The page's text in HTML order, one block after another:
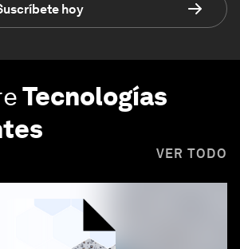
hoy
Tecnologías
VER TODO